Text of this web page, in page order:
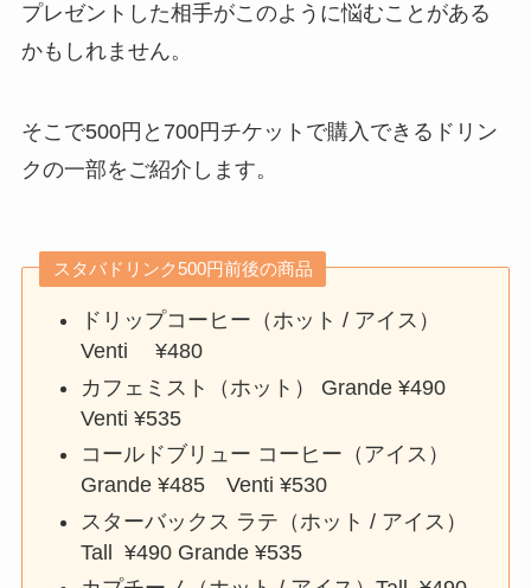
プレゼントした相手がこのように悩むことがある
かもしれません。
そこで500円と700円チケットで購入できるドリン
クの一部をご紹介します。
スタバドリンク500円前後の商品
ドリップコーヒー（ホット / アイス）
Venti ¥480
カフェミスト（ホット） Grande ¥490
Venti ¥535
コールドブリュー コーヒー（アイス）
Grande ¥485 Venti ¥530
スターバックス ラテ（ホット / アイス）
Tall ¥490 Grande ¥535